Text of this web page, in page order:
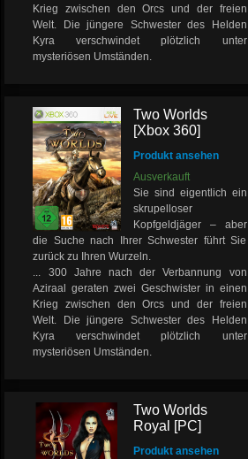
Krieg zwischen den Orcs und der freien
Welt. Die jüngere Schwester des Helden
Kyra verschwindet plötzlich unter
mysteriösen Umständen.
Two Worlds
[Xbox 360]
Produkt ansehen
Ausverkauft
Sie sind eigentlich ein
skrupelloser
Kopfgeldjäger – aber
die Suche nach Ihrer Schwester führt Sie
zurück zu Ihren Wurzeln.
... 300 Jahre nach der Verbannung von
Aziraal geraten zwei Geschwister in einen
Krieg zwischen den Orcs und der freien
Welt. Die jüngere Schwester des Helden
Kyra verschwindet plötzlich unter
mysteriösen Umständen.
Two Worlds
Royal [PC]
Produkt ansehen